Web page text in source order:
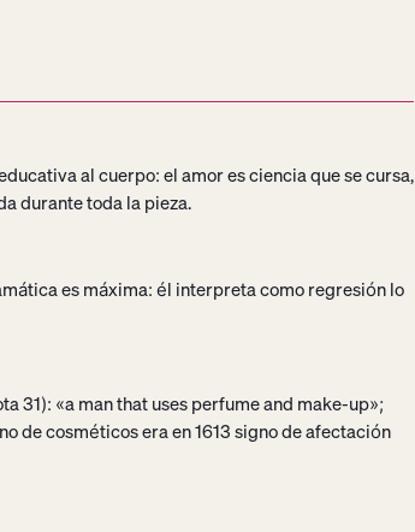
al cuerpo: el amor es ciencia que se cursa,
durante toda la pieza.
es máxima: él interpreta como regresión lo
31): «a man that uses perfume and make-up»;
de cosméticos era en 1613 signo de afectación